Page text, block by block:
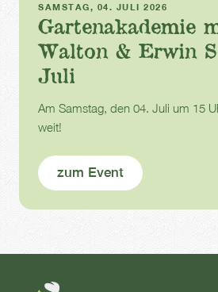
SAMSTAG, 04. JULI 2026
Gartenakademie
Walton & Erwin
Juli
Am Samstag, den 04. Juli um 15
weit!
zum Event